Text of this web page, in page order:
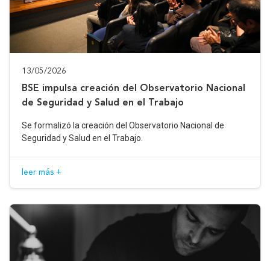
13/05/2026
BSE impulsa creación del Observatorio Nacional
de Seguridad y Salud en el Trabajo
Se formalizó la creación del Observatorio Nacional de
Seguridad y Salud en el Trabajo.
leer más +